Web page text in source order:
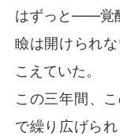
「消えろ！」――
飛ばす。
彼女は踵を返し
めた。10年以上
は艶やかに微笑
はずっと――覚
瞼は開けられ
こえていた。
この三年間、
で繰り広げら